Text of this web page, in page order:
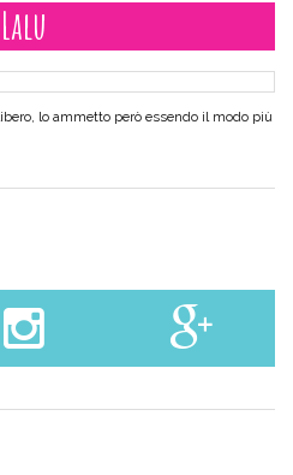
Lalu
lo ammetto però essendo il modo più